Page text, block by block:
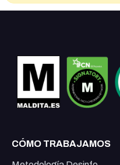
CÓMO TRABAJAMOS